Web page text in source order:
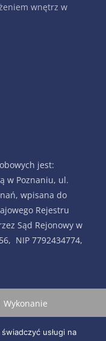
wnętrz w
jest:
w Poznaniu, ul.
wpisana do
Rejestru
Sąd Rejonowy w
NIP 7792434774,
Wykonanie
usługi na